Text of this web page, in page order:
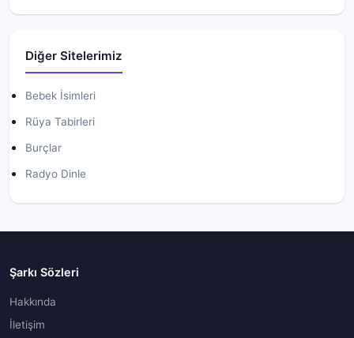
Diğer Sitelerimiz
Bebek İsimleri
Rüya Tabirleri
Burçlar
Radyo Dinle
Şarkı Sözleri
Hakkında
İletişim